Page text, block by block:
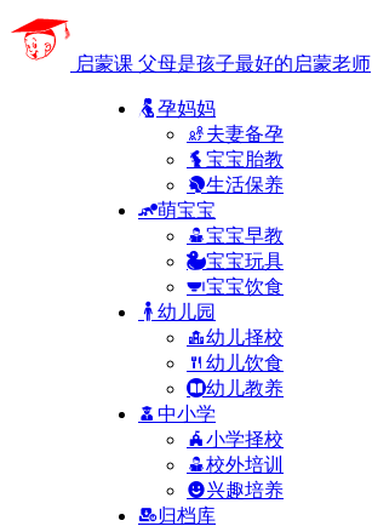
启蒙课 父母是孩子最好的启蒙老师
孕妈妈
夫妻备孕
宝宝胎教
生活保养
萌宝宝
宝宝早教
宝宝玩具
宝宝饮食
幼儿园
幼儿择校
幼儿饮食
幼儿教养
中小学
小学择校
校外培训
兴趣培养
归档库